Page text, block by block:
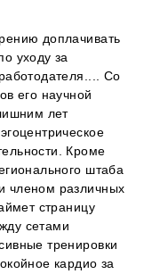
доплачивать
уходу за
Со
его научной
лет
Кроме
штаба
членом различных
страницу
сетами
тренировки
кардио за